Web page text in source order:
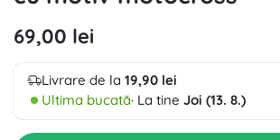
69,00 lei
Livrare de la 19,90 lei
Ultima bucată· La tine Joi (13. 8.)